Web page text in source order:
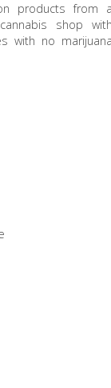
products from
shop
with no